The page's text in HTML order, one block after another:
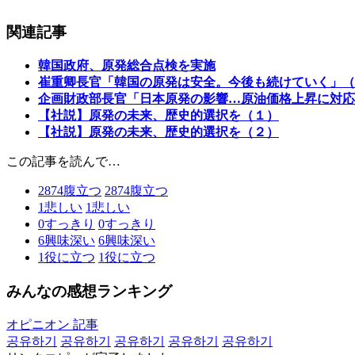
関連記事
韓国政府、原発総合点検を実施
崔重卿長官「韓国の原発は安全。今後も続けていく」（
企画財政部長官「日本原発の影響…原油価格上昇に対応
【社説】原発の未来、歴史的選択を（１）
【社説】原発の未来、歴史的選択を（２）
この記事を読んで…
2874腹立つ 2874腹立つ
1悲しい 1悲しい
0すっきり 0すっきり
6興味深い 6興味深い
1役に立つ 1役に立つ
みんなの感想ランキング
オピニオン 記事
공유하기
공유하기 공유하기 공유하기
공유하기